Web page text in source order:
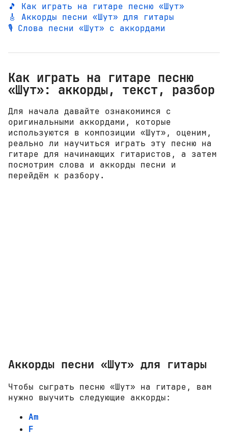
🎵 Как играть на гитаре песню «Шут»
🎸 Аккорды песни «Шут» для гитары
🎙️ Слова песни «Шут» с аккордами
Как играть на гитаре песню
«Шут»: аккорды, текст, разбор
Для начала давайте ознакомимся с
оригинальными аккордами, которые
используются в композиции «Шут», оценим,
реально ли научиться играть эту песню на
гитаре для начинающих гитаристов, а затем
посмотрим слова и аккорды песни и
перейдём к разбору.
Аккорды песни «Шут» для гитары
Чтобы сыграть песню «Шут» на гитаре, вам
нужно выучить следующие аккорды:
Am
F